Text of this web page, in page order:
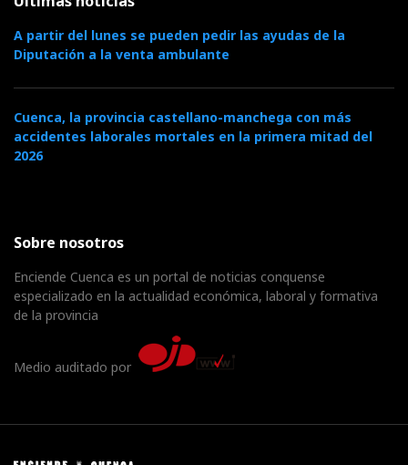
A partir del lunes se pueden pedir las ayudas de la
Diputación a la venta ambulante
Cuenca, la provincia castellano-manchega con más
accidentes laborales mortales en la primera mitad del
2026
Sobre nosotros
Enciende Cuenca es un portal de noticias conquense
especializado en la actualidad económica, laboral y formativa
de la provincia
Medio auditado por